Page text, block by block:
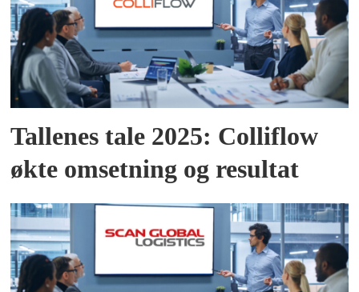
Tallenes tale 2025: Colliflow
økte omsetning og resultat